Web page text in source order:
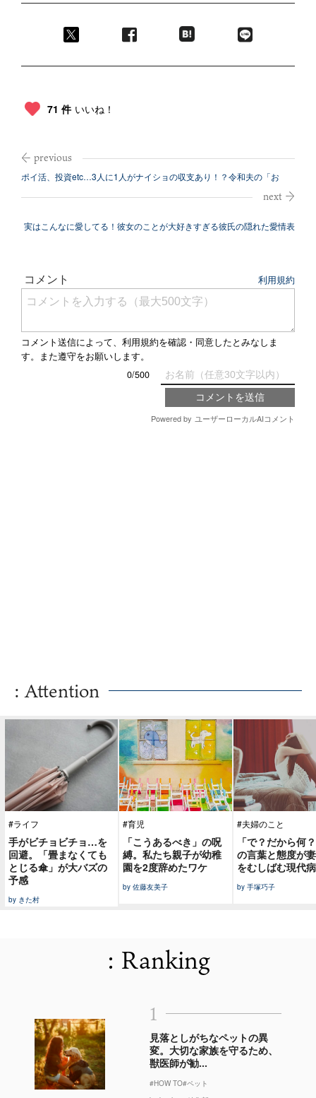
71 件 いいね！
ポイ活、投資etc…3人に1人がナイショの収支あり！？令和夫の「お
実はこんなに愛してる！彼女のことが大好きすぎる彼氏の隠れた愛情表
: Attention
#ライフ
手がビチョビチョ…を
回避。「畳まなくても
とじる傘」が大バズの
予感
by きた村
#育児
「こうあるべき」の呪
縛。私たち親子が幼稚
園を2度辞めたワケ
by 佐藤友美子
#夫婦のこと
「で？だから何
の言葉と態度が
をむしばむ現代病
by 手塚巧子
: Ranking
1
見落としがちなペットの異
変。大切な家族を守るため、
獣医師が勧...
#HOW TO#ペット